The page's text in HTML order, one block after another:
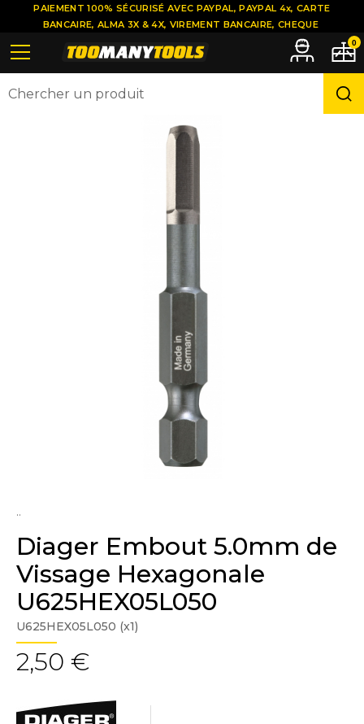
..
Diager Embout 5.0mm de
Vissage Hexagonale
U625HEX05L050
U625HEX05L050 (x1)
2,50 €
PAIEMENT 100% SÉCURISÉ AVEC PAYPAL, PAYPAL 4x, CARTE
BANCAIRE, ALMA 3X & 4X, VIREMENT BANCAIRE, CHEQUE
0